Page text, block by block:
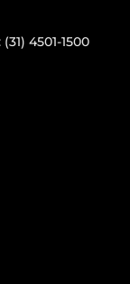
4501-1500